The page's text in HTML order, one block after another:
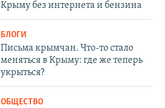
Крыму без интернета и бензина
БЛОГИ
Письма крымчан. Что-то стало
меняться в Крыму: где же теперь
укрыться?
ОБЩЕСТВО